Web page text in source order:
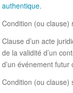
authentique.
Condition (ou clause)
Clause d’un acte
de la validité d’un
d’un événement
Condition (ou clause)